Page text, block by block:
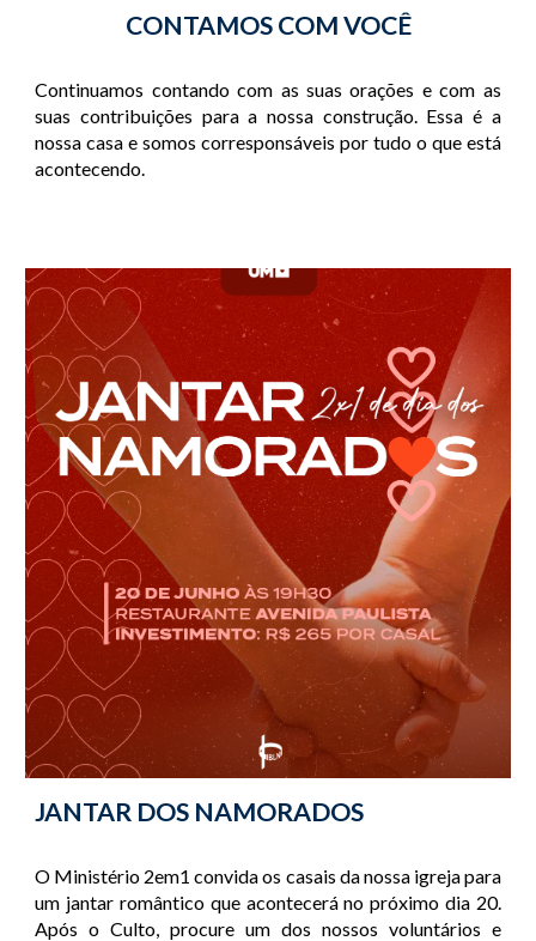
CONTAMOS COM VOCÊ
Continuamos contando com as suas orações e com as
suas contribuições para a nossa construção. Essa é a
nossa casa e somos corresponsáveis por tudo o que está
acontecendo.
JANTAR DOS NAMORADOS
O Ministério 2em1 convida os casais da nossa igreja para
um jantar romântico que acontecerá no próximo dia 20.
Após o Culto, procure um dos nossos voluntários e